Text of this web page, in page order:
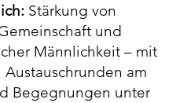
Stärkung von
und
Männlichkeit – mit
Austauschrunden am
Begegnungen unter